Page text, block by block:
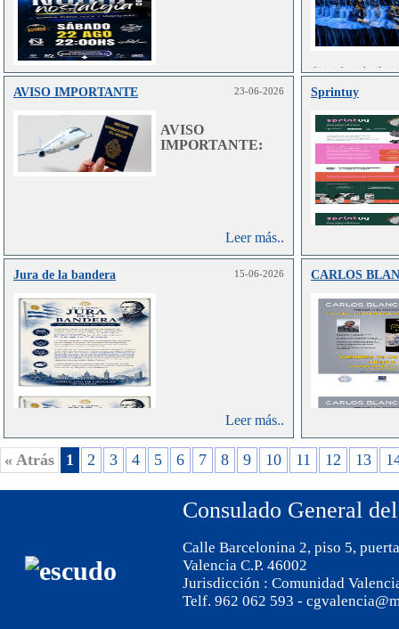
Leer más..
dirigida a
en danza
contemporánea.
AVISO IMPORTANTE 23-06-2026
AVISO
IMPORTANTE:
Leer más..
Sprintuy
Jura de la bandera 15-06-2026
Leer más..
CARLOS
« Atrás 1 2 3 4 5 6 7 8 9 10 11 12 13
Consulado General
Calle Barcelonina 2, piso 5,
Valencia C.P. 46002
Jurisdicción : Comunidad
Telf. 962 062 593 -